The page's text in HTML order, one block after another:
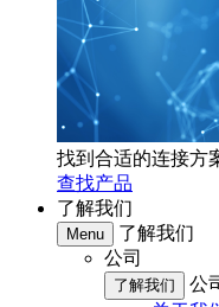
找到合适的连接方
查找产品
了解我们
Menu
了解我们
公司
了解我们
公